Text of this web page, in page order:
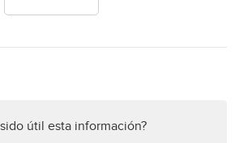
sido útil esta información?